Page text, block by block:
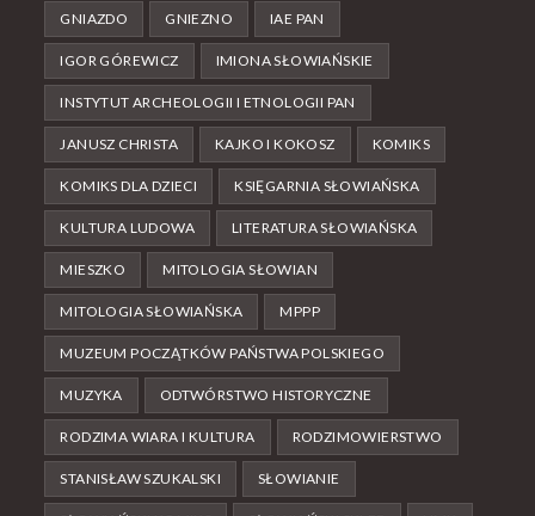
GNIAZDO GNIEZNO IAE PAN
IGOR GÓREWICZ IMIONA SŁOWIAŃSKIE
INSTYTUT ARCHEOLOGII I ETNOLOGII PAN
JANUSZ CHRISTA KAJKO I KOKOSZ KOMIKS
KOMIKS DLA DZIECI KSIĘGARNIA SŁOWIAŃSKA
KULTURA LUDOWA LITERATURA SŁOWIAŃSKA
MIESZKO MITOLOGIA SŁOWIAN
MITOLOGIA SŁOWIAŃSKA MPPP
MUZEUM POCZĄTKÓW PAŃSTWA POLSKIEGO
MUZYKA ODTWÓRSTWO HISTORYCZNE
RODZIMA WIARA I KULTURA RODZIMOWIERSTWO
STANISŁAW SZUKALSKI SŁOWIANIE